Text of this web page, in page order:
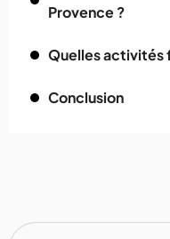
Provence ?
Quelles activités
Conclusion